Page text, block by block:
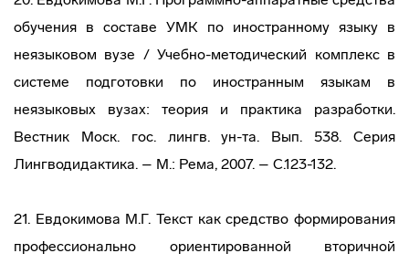
обучения в составе УМК по иностранному языку в
неязыковом вузе / Учебно-методический комплекс в
системе подготовки по иностранным языкам в
неязыковых вузах: теория и практика разработки.
Вестник Моск. гос. лингв. ун-та. Вып. 538. Серия
Лингводидактика. – М.: Рема, 2007. – С.123-132.
21. Евдокимова М.Г. Текст как средство формирования
профессионально ориентированной вторичной